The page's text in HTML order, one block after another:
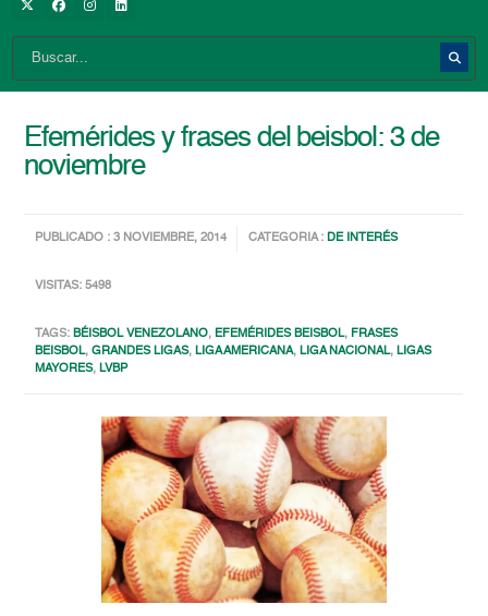
Efemérides y frases del beisbol: 3 de
noviembre
PUBLICADO : 3 NOVIEMBRE, 2014 CATEGORIA :DE INTERÉS
VISITAS: 5498
TAGS:BÉISBOL VENEZOLANO, EFEMÉRIDES BEISBOL, FRASES
BEISBOL,GRANDES LIGAS,LIGA AMERICANA,LIGA NACIONAL,LIGAS
MAYORES,LVBP